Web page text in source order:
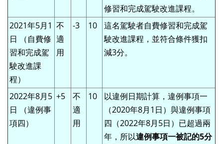
修習和完成駕駛改進課程。
2021年5月1
日 （自費修
習和完成駕
駛改進課
程）
不
適
用
-3 10
這名駕駛者自費修習和完成駕
駛改進課程，並符合條件獲扣
減3分。
2022年8月5
日 （違例事
項四）
+5
不
適
用
10
以違例⽇期計算，違例事項一
（2020年8月1日）與違例事項
四（2022年8月5日）已超過兩
年，所以違例事項一被記的5分